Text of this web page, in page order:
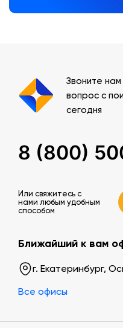
Звоните
вопрос с
сегодня
8 (800)
Или свяжитесь c
нами любым удобным
способом
Ближайший к вам
г. Екатеринбург,
Все офисы